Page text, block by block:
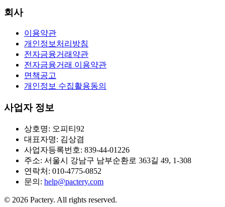
회사
이용약관
개인정보처리방침
전자금융거래약관
전자금융거래 이용약관
면책공고
개인정보 수집활용동의
사업자 정보
상호명: 오피티92
대표자명: 김상겸
사업자등록번호: 839-44-01226
주소: 서울시 강남구 남부순환로 363길 49, 1-308
연락처: 010-4775-0852
문의: help@pactery.com
© 2026 Pactery. All rights reserved.